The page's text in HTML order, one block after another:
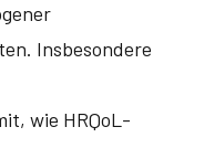
Insbesondere
wie HRQoL-